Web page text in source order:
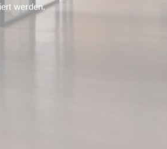
werden.